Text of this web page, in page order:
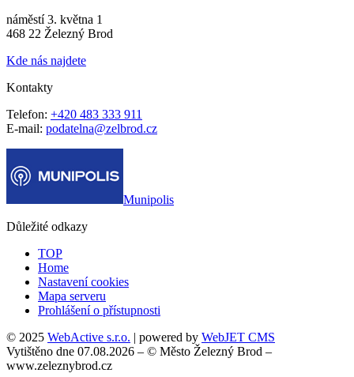
náměstí 3. května 1
468 22 Železný Brod
Kde nás najdete
Kontakty
Telefon: +420 483 333 911
E-mail: podatelna@zelbrod.cz
Munipolis
Důležité odkazy
TOP
Home
Nastavení cookies
Mapa serveru
Prohlášení o přístupnosti
© 2025 WebActive s.r.o. | powered by WebJET CMS
Vytištěno dne 07.08.2026 – © Město Železný Brod –
www.zeleznybrod.cz